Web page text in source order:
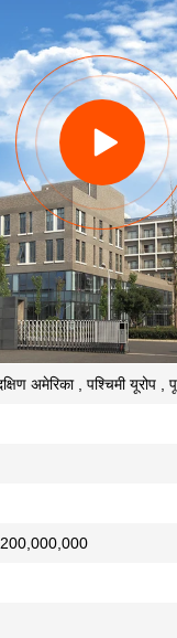
अमेरिका , पश्चिमी यूरोप ,